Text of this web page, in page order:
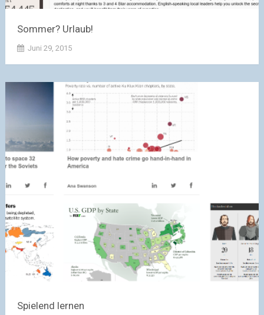
Sommer? Urlaub!
Juni 29, 2015
Spielend lernen